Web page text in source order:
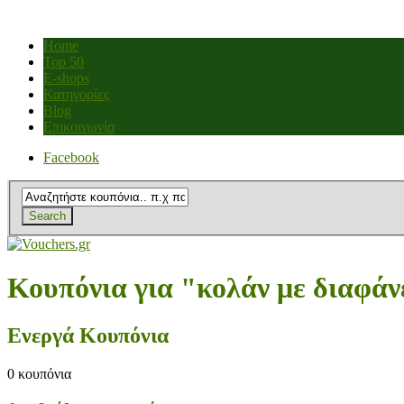
Home
Top 50
E-shops
Κατηγορίες
Blog
Επικοινωνία
Facebook
Search
Κουπόνια για "κολάν με
Ενεργά Κουπόνια
0 κουπόνια